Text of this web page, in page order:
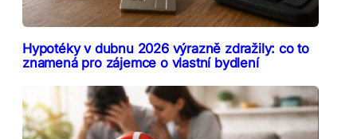
Hypotéky v dubnu 2026 výrazně zdražily: co to
znamená pro zájemce o vlastní bydlení